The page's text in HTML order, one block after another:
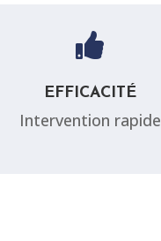

EFFICACITÉ
Intervention rapide